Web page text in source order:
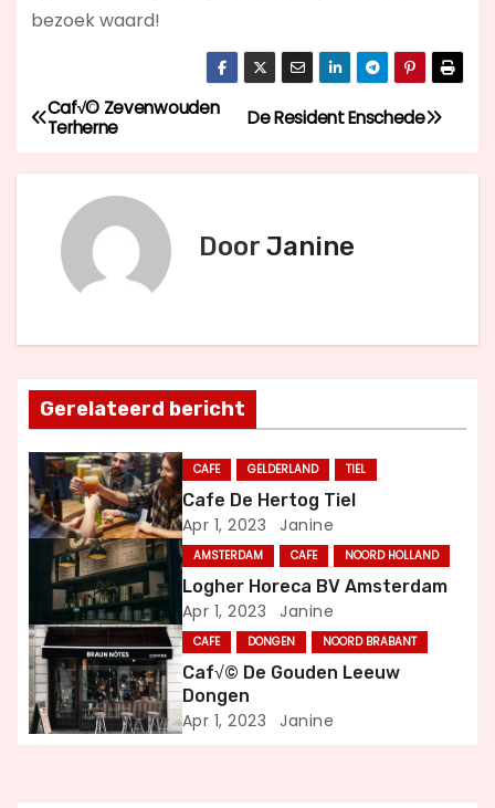
bezoek waard!
B
e
h
t
n
a
v
g
a
t
De Resident Enschede
Caf√© Zevenwouden
Terherne
Door Janine
Gerelateerd bericht
CAFE GELDERLAND TIEL
Cafe De Hertog Tiel
Apr 1, 2023 Janine
AMSTERDAM CAFE NOORD HOLLAND
Logher Horeca BV Amsterdam
Apr 1, 2023 Janine
CAFE DONGEN NOORD BRABANT
Caf√© De Gouden Leeuw
Dongen
Apr 1, 2023 Janine